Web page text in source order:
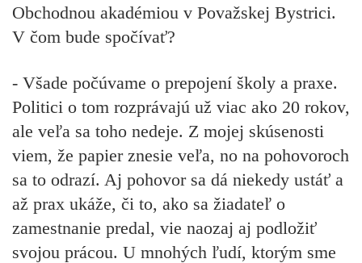
Obchodnou akadémiou v Považskej Bystrici.
V čom bude spočívať?
- Všade počúvame o prepojení školy a praxe.
Politici o tom rozprávajú už viac ako 20 rokov,
ale veľa sa toho nedeje. Z mojej skúsenosti
viem, že papier znesie veľa, no na pohovoroch
sa to odrazí. Aj pohovor sa dá niekedy ustáť a
až prax ukáže, či to, ako sa žiadateľ o
zamestnanie predal, vie naozaj aj podložiť
svojou prácou. U mnohých ľudí, ktorým sme